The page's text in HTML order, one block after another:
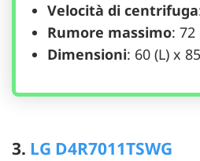
Velocità di centrifuga
Rumore massimo: 72
Dimensioni: 60 (L) x
3. LG D4R7011TSWG